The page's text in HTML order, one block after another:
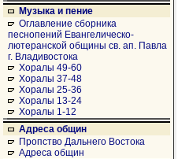
Музыка и пение
Оглавление сборника
песнопений Евангелическо-
лютеранской общины св. ап. Павла
г. Владивостока
Хоралы 49-60
Хоралы 37-48
Хоралы 25-36
Хоралы 13-24
Хоралы 1-12
Адреса общин
Пропство Дальнего Востока
Адреса общин